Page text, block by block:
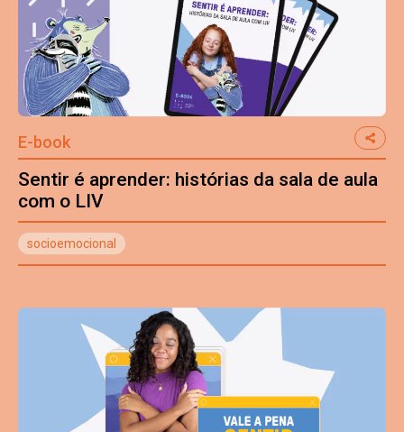
E-book
Sentir é aprender: histórias da sala de aula
com o LIV
socioemocional